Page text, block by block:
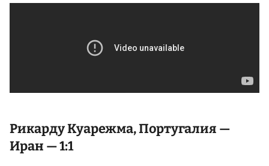
Рикарду Куарежма, Португалия —
Иран — 1:1